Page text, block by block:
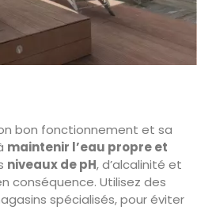
bon fonctionnement et sa
maintenir l’eau propre et
niveaux de pH, d’alcalinité et
conséquence. Utilisez des
spécialisés, pour éviter